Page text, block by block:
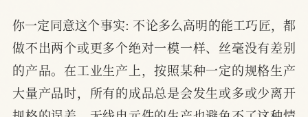
你一定同意这个事实: 不论多么高明的能工巧匠，都
做不出两个或更多个绝对一模一样、丝毫没有差别
的产品。在工业生产上，按照某种一定的规格生产
大量产品时，所有的成品总是会发生或多或少离开